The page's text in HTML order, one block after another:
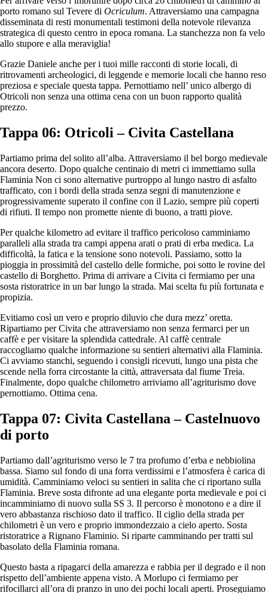
porto romano sul Tevere di Ocriculum. Attraversiamo una campagna
disseminata di resti monumentali testimoni della notevole rilevanza
strategica di questo centro in epoca romana. La stanchezza non fa velo
allo stupore e alla meraviglia!
Grazie Daniele anche per i tuoi mille racconti di storie locali, di
ritrovamenti archeologici, di leggende e memorie locali che hanno reso
preziosa e speciale questa tappa. Pernottiamo nell’ unico albergo di
Otricoli non senza una ottima cena con un buon rapporto qualità
prezzo.
Tappa 06: Otricoli – Civita Castellana
Partiamo prima del solito all’alba. Attraversiamo il bel borgo medievale
ancora deserto. Dopo qualche centinaio di metri ci immettiamo sulla
Flaminia Non ci sono alternative purtroppo al lungo nastro di asfalto
trafficato, con i bordi della strada senza segni di manutenzione e
progressivamente superato il confine con il Lazio, sempre più coperti
di rifiuti. Il tempo non promette niente di buono, a tratti piove.
Per qualche kilometro ad evitare il traffico pericoloso camminiamo
paralleli alla strada tra campi appena arati o prati di erba medica. La
difficoltà, la fatica e la tensione sono notevoli. Passiamo, sotto la
pioggia in prossimità del castello delle formiche, poi sotto le rovine del
castello di Borghetto. Prima di arrivare a Civita ci fermiamo per una
sosta ristoratrice in un bar lungo la strada. Mai scelta fu più fortunata e
propizia.
Evitiamo così un vero e proprio diluvio che dura mezz’ oretta.
Ripartiamo per Civita che attraversiamo non senza fermarci per un
caffè e per visitare la splendida cattedrale. Al caffè centrale
raccogliamo qualche informazione su sentieri alternativi alla Flaminia.
Ci avviamo stanchi, seguendo i consigli ricevuti, lungo una pista che
scende nella forra circostante la città, attraversata dal fiume Treia.
Finalmente, dopo qualche chilometro arriviamo all’agriturismo dove
pernottiamo. Ottima cena.
Tappa 07: Civita Castellana – Castelnuovo
di porto
Partiamo dall’agriturismo verso le 7 tra profumo d’erba e nebbiolina
bassa. Siamo sul fondo di una forra verdissimi e l’atmosfera è carica di
umidità. Camminiamo veloci su sentieri in salita che ci riportano sulla
Flaminia. Breve sosta difronte ad una elegante porta medievale e poi ci
incamminiamo di nuovo sulla SS 3. Il percorso è monotono e a dire il
vero abbastanza rischioso dato il traffico. Il ciglio della strada per
chilometri è un vero e proprio immondezzaio a cielo aperto. Sosta
ristoratrice a Rignano Flaminio. Si riparte camminando per tratti sul
basolato della Flaminia romana.
Questo basta a ripagarci della amarezza e rabbia per il degrado e il non
rispetto dell’ambiente appena visto. A Morlupo ci fermiamo per
rifocillarci all’ora di pranzo in uno dei pochi locali aperti. Proseguiamo